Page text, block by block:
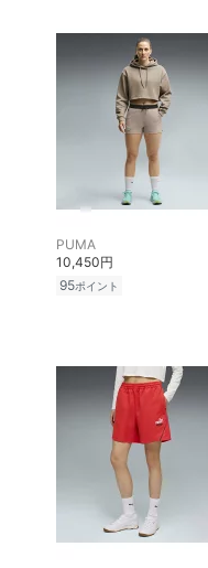
PUMA
10,450円
95ポイント